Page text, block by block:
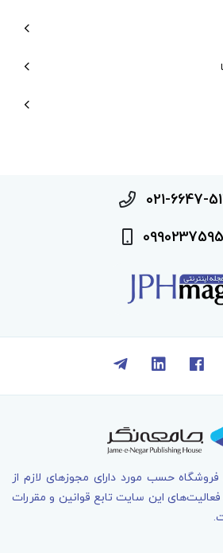
021-6647-
حسب مورد دارای مجوزهای لازم از
اين سايت تابع قوانين و مقررات